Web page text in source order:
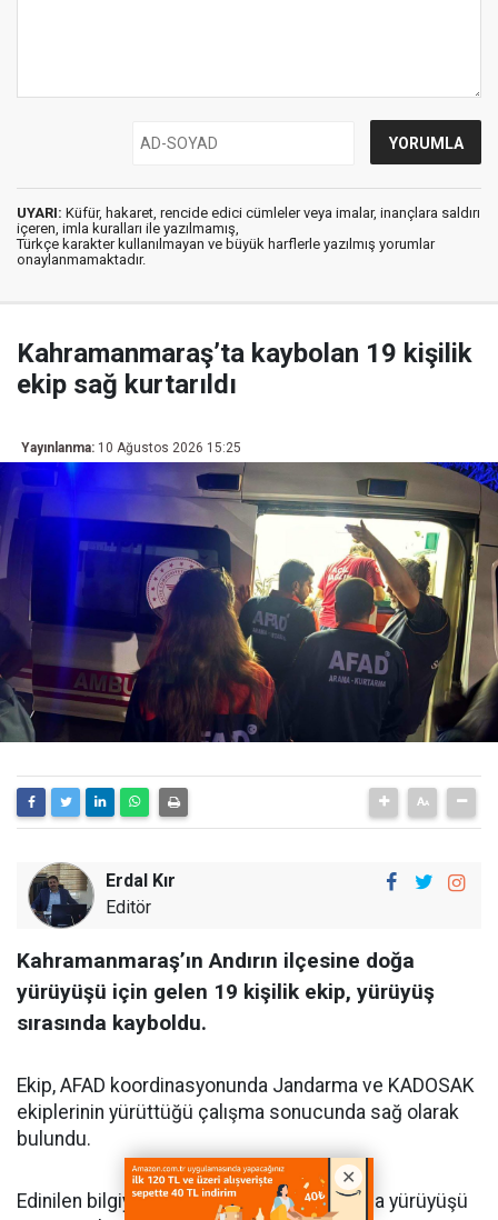
UYARI: Küfür, hakaret, rencide edici cümleler veya imalar, inançlara saldırı
içeren, imla kuralları ile yazılmamış,
Türkçe karakter kullanılmayan ve büyük harflerle yazılmış yorumlar
onaylanmamaktadır.
Kahramanmaraş’ta kaybolan 19 kişilik
ekip sağ kurtarıldı
Yayınlanma: 10 Ağustos 2026 15:25
Erdal Kır
Editör
Kahramanmaraş’ın Andırın ilçesine doğa
yürüyüşü için gelen 19 kişilik ekip, yürüyüş
sırasında kayboldu.
Ekip, AFAD koordinasyonunda Jandarma ve KADOSAK
ekiplerinin yürüttüğü çalışma sonucunda sağ olarak
bulundu.
Edinilen bilgiye göre, Andırın ilçesinde doğa yürüyüşü